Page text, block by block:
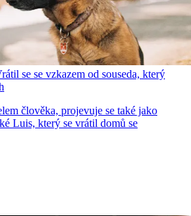
se se vzkazem od souseda, který
člověka, projevuje se také jako
Luis, který se vrátil domů se